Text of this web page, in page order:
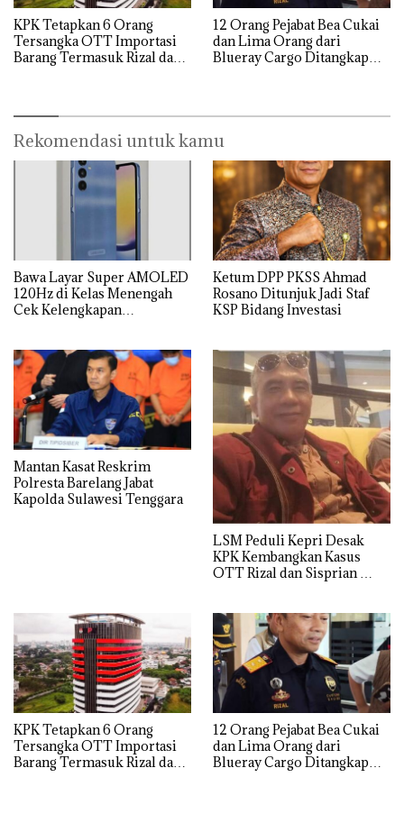
KPK Tetapkan 6 Orang
Tersangka OTT Importasi
Barang Termasuk Rizal dan
12 Orang Pejabat Bea Cukai
dan Lima Orang dari
Blueray Cargo Ditangkap
Rekomendasi untuk kamu
Bawa Layar Super AMOLED
120Hz di Kelas Menengah
Cek Kelengkapan
Ketum DPP PKSS Ahmad
Rosano Ditunjuk Jadi Staf
KSP Bidang Investasi
Mantan Kasat Reskrim
Polresta Barelang Jabat
Kapolda Sulawesi Tenggara
LSM Peduli Kepri Desak
KPK Kembangkan Kasus
OTT Rizal dan Sisprian
KPK Tetapkan 6 Orang
Tersangka OTT Importasi
Barang Termasuk Rizal dan
12 Orang Pejabat Bea Cukai
dan Lima Orang dari
Blueray Cargo Ditangkap